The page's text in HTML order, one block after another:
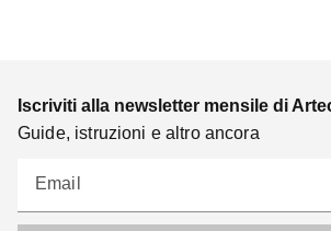
Iscriviti alla newsletter mensile di
Guide, istruzioni e altro ancora
Email